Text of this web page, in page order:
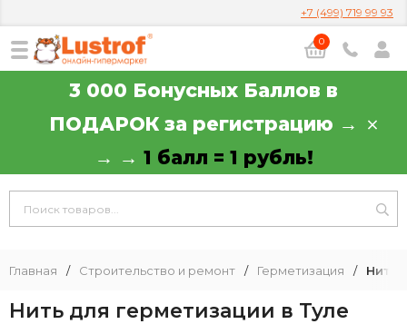
+7 (499) 719 99 93
0
3 000 Бонусных Баллов в
ПОДАРОК за регистрацию →
→ → 1 балл = 1 рубль!
Главная / Строительство и ремонт / Герметизация / Нить
Нить для герметизации в Туле